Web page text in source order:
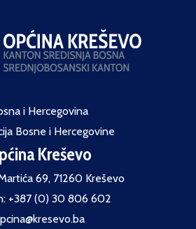
i Hercegovina
Bosne i Hercegovine
Kreševo
69, 71260 Kreševo
+387 (0) 30 806 602